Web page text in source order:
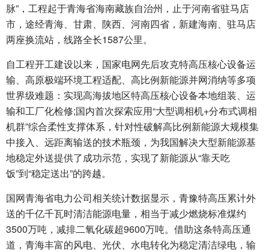
脉”，工程起于青海省海南藏族自治州，止于河南省驻马店
市，途经青海、甘肃、陕西、河南四省，新建海南、驻马店
两座换流站，线路全长1587公里。
自工程开工建设以来，国家电网先后攻克特高压核心设备运
输、高原极端环境工程适配、高比例新能源并网消纳等多项
世界级难题：实现高海拔地区特高压核心设备本地组装、运
输和工厂化检修;国内首次探索应用“大型调相机+分布式调相
机群”综合柔性支撑体系，针对性破解高比例新能源大规模集
中接入、远距离输送的技术瓶颈，为我国解决大型新能源基
地稳定外送提供了成功示范，实现了新能源从“靠天吃
饭”到“稳定送出”的跨越。
国网青海省电力公司相关统计数据显示，青豫特高压累计外
送的千亿千瓦时清洁能源电量，相当于减少燃烧标准煤约
3500万吨，减排二氧化碳超9600万吨。借助这条特高压通
道，青海丰富的风电、光伏、水电转化为稳定清洁绿电，输